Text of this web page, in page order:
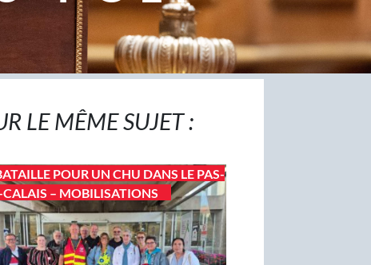
LE MÊME SUJET :
POUR UN CHU DANS LE PAS-
CALAIS – MOBILISATIONS